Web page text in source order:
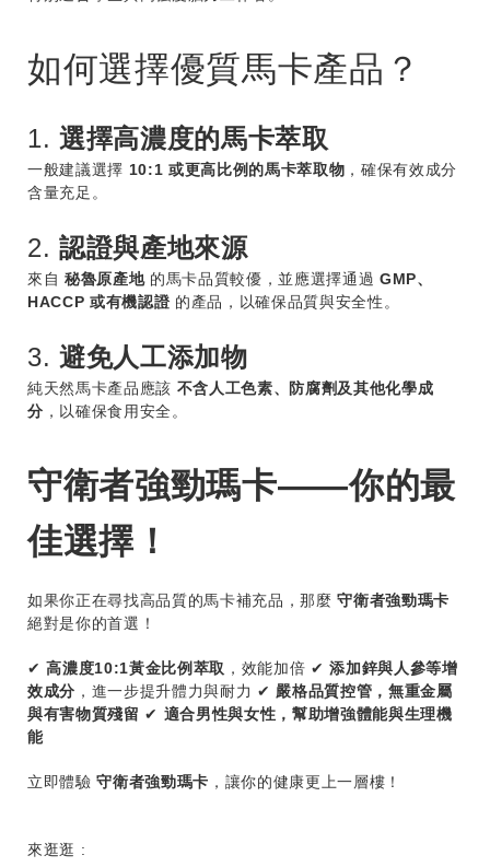
如何選擇優質馬卡產品？
1. 選擇高濃度的馬卡萃取
一般建議選擇 10:1 或更高比例的馬卡萃取物 ，確保有效成分
含量充足。
2. 認證與產地來源
來自 秘魯原產地的馬卡品質較優，並應選擇通過GMP、
HACCP 或有機認證 的產品，以確保品質與安全性。
3. 避免人工添加物
純天然馬卡產品應該 不含人工色素、防腐劑及其他化學成
分 ，以確保食用安全。
守衛者強勁瑪卡——你的最
佳選擇！
如果你正在尋找高品質的馬卡補充品，那麼守衛者強勁瑪卡
絕對是你的首選！
✔高濃度10:1黃金比例萃取 ，效能加倍 ✔添加鋅與人參等增
效成分 ，進一步提升體力與耐力 ✔ 嚴格品質控管，無重金屬
與有害物質殘留 ✔ 適合男性與女性，幫助增強體能與生理機
能
立即體驗守衛者強勁瑪卡 ，讓你的健康更上一層樓！
來逛逛 :